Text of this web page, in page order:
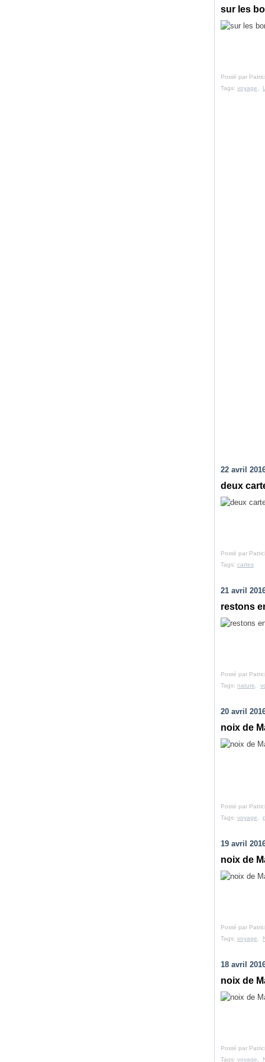
sur les
Posté par
Tags: voyage
22 avril
deux
Posté par
Tags: cartes
21 avril
restons
Posté par
Tags: nature
20 avril
noix de
Posté par
Tags: voyage
19 avril
noix de
Posté par
Tags: voyage
18 avril
noix de
Posté par
Tags: voyage